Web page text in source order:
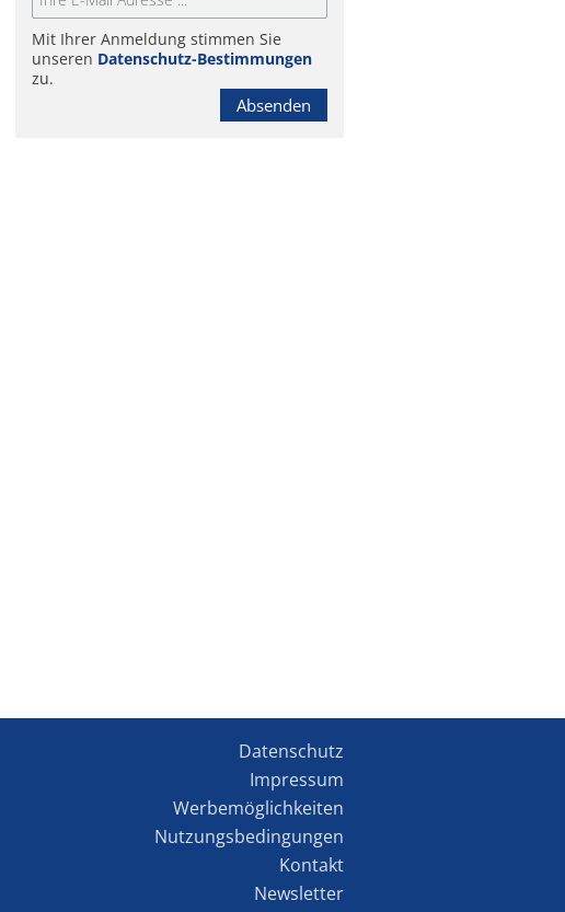
Mit Ihrer Anmeldung stimmen Sie
unseren Datenschutz-Bestimmungen
zu.
Absenden
Datenschutz
Impressum
Werbemöglichkeiten
Nutzungsbedingungen
Kontakt
Newsletter